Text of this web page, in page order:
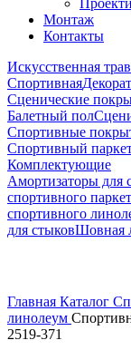
Монтаж
Контакты
Искусственная
Спортивная
Сценические
Балетный пол
Спортивные
Спортивный
Комплектующие
Амортизаторы для
спортивного
спортивного
для стыковШовная
Главная Каталог
линолеум
2519-371